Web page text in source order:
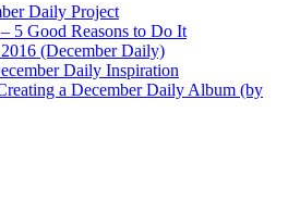
Daily Project
5 Good Reasons to Do It
(December Daily)
Daily Inspiration
a December Daily Album (by